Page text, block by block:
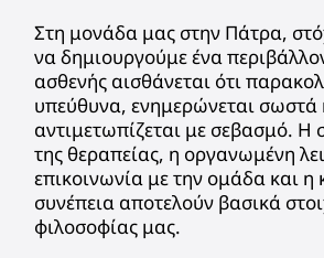
Στη μονάδα μας στην Πάτρα,
να δημιουργούμε ένα
ασθενής αισθάνεται ότι
υπεύθυνα, ενημερώνεται σωστά
αντιμετωπίζεται με σεβασμό. Η
της θεραπείας, η οργανωμένη
επικοινωνία με την ομάδα και η
συνέπεια αποτελούν βασικά
φιλοσοφίας μας.